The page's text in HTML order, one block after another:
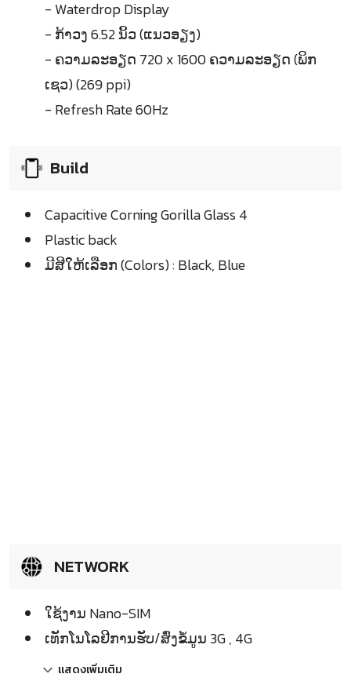
- Waterdrop Display
- ກ້າວງ 6.52 ນິ້ວ (ແນວອຽງ)
- ຄວາມລະອຽດ 720 x 1600 ຄວາມລະອຽດ (ພິກ
ເຊວ) (269 ppi)
- Refresh Rate 60Hz
Build
Capacitive Corning Gorilla Glass 4
Plastic back
ມີສີໃຫ້ເລືອກ (Colors) : Black, Blue
NETWORK
ໃຊ້ງານ Nano-SIM
ເທັກໂນໂລຢີການຮັບ/ສົ່ງຂໍ້ມູນ 3G , 4G
แสดงเพิ่มเติม